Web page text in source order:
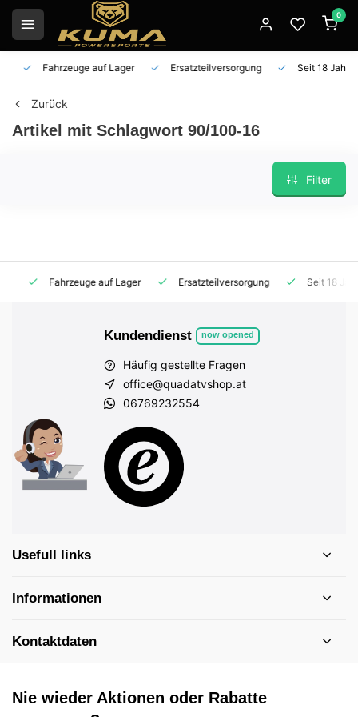
0
Fahrzeuge auf Lager Ersatzteilversorgung Seit 18 Jahren
Zurück
Artikel mit Schlagwort 90/100-16
Filter
Fahrzeuge auf Lager Ersatzteilversorgung Seit 18
Kundendienst now opened
Häufig gestellte Fragen
office@quadatvshop.at
06769232554
Usefull links
Informationen
Kontaktdaten
Nie wieder Aktionen oder Rabatte